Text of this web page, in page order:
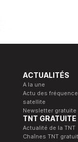
ACTUALITÉS
A la une
Actu des
satellite
Newsletter gratuite
TNT GRATUITE
Actualité de la TNT
Chaînes TNT